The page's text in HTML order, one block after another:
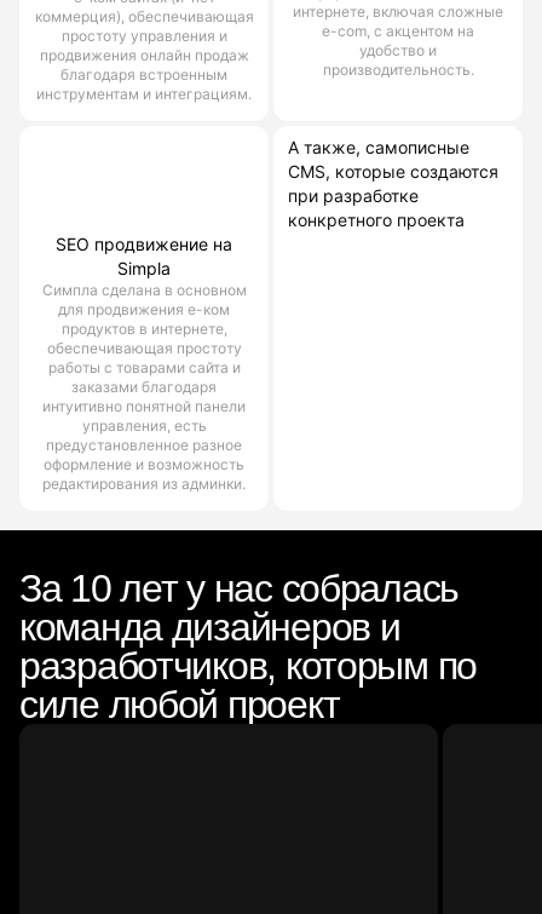
коммерция), обеспечивающая
простоту управления и
продвижения онлайн продаж
благодаря встроенным
инструментам и интеграциям.
интернете, включая сложные
e-com, с акцентом на
удобство и
производительность.
SEO продвижение на
Simpla
Симпла сделана в основном
для продвижения е-ком
продуктов в интернете,
обеспечивающая простоту
работы с товарами сайта и
заказами благодаря
интуитивно понятной панели
управления, есть
предустановленное разное
оформление и возможность
редактирования из админки.
А также, самописные
CMS, которые создаются
при разработке
конкретного проекта
За 10 лет у нас собралась
команда дизайнеров и
разработчиков, которым по
силе любой проект